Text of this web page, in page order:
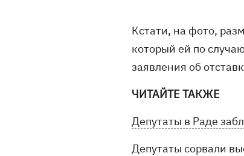
Кстати, на фото,
который ей по
заявления об
ЧИТАЙТЕ ТАКЖЕ
Депутаты в Раде
Депутаты сорвали